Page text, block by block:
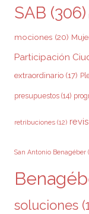
SAB (306)
mociones (20)
Participación
extraordinario (17)
presupuestos (14)
retribuciones (12)
San Antonio Benagéber
soluciones